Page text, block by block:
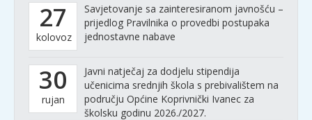
27
kolovoz
Savjetovanje sa zainteresiranom javnošću –
prijedlog Pravilnika o provedbi postupaka
jednostavne nabave
30
rujan
Javni natječaj za dodjelu stipendija
učenicima srednjih škola s prebivalištem na
području Općine Koprivnički Ivanec za
školsku godinu 2026./2027.